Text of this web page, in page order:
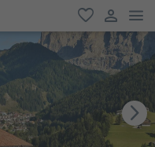
favorit
user link